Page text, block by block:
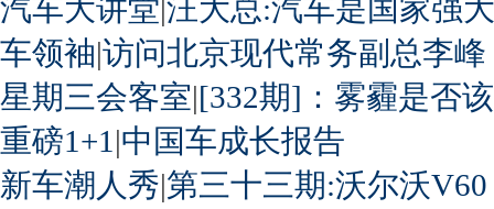
汽车大讲堂|汪大总:汽车是国家强
车领袖|访问北京现代常务副总李峰
星期三会客室|[332期]：雾霾是否
重磅1+1 |中国车成长报告
新车潮人秀|第三十三期:沃尔沃